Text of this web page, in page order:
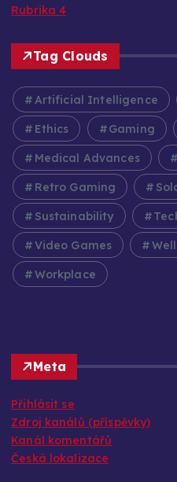
Rubrika 4
Tag Clouds
Artificial Intelligence
Ethics Gaming
Medical Advances
Retro Gaming
Sustainability
Video Games
Workplace
Meta
Přihlásit se
Zdroj kanálů (příspěvky)
Kanál komentářů
Česká lokalizace